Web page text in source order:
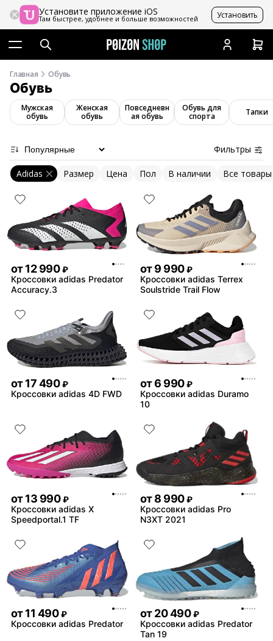
Установите приложение iOS
Там быстрее, удобнее и больше возможностей Установить
Главная Обувь
Обувь
Мужская
обувь
Женская
обувь
Повседневн
ая обувь
Обувь для
спорта
Тапки
Фильтры
Размер Цена Пол
Adidas В наличии Все товары
от12 990 ₽
Кроссовки adidas Predator
Accuracy.3
от9 990 ₽
Кроссовки adidas Terrex
Soulstride Trail Flow
от17 490 ₽
Кроссовки adidas 4D FWD
от6 990 ₽
Кроссовки adidas Duramo
10
от13 990 ₽
Кроссовки adidas X
Speedportal.1 TF
от8 990 ₽
Кроссовки adidas Pro
N3XT 2021
от11 490 ₽
Кроссовки adidas Predator
от20 490 ₽
Кроссовки adidas Predator
Tan 19